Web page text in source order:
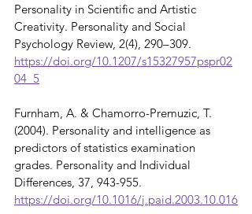
Personality in Scientific and Artistic
Creativity. Personality and Social
Psychology Review, 2(4), 290–309.
https://doi.org/10.1207/s15327957pspr02
04_5
Furnham, A. & Chamorro-Premuzic, T.
(2004). Personality and intelligence as
predictors of statistics examination
grades. Personality and Individual
Differences, 37, 943-955.
https://doi.org/10.1016/j.paid.2003.10.016